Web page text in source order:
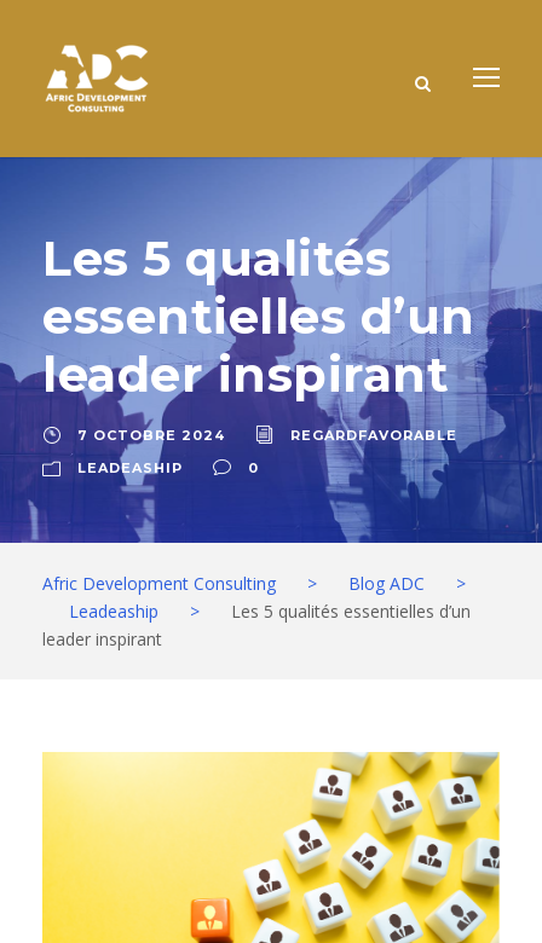
Les 5 qualités
essentielles d’un
leader inspirant
7 OCTOBRE 2024
REGARDFAVORABLE
LEADEASHIP
0
Afric Development Consulting > Blog ADC
>
Leadeaship
>
Les 5 qualités essentielles d’un
leader inspirant